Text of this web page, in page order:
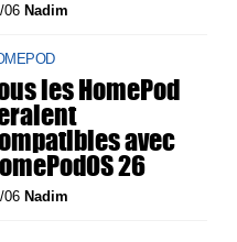
06 Nadim
les HomePod
avec
26
06 Nadim